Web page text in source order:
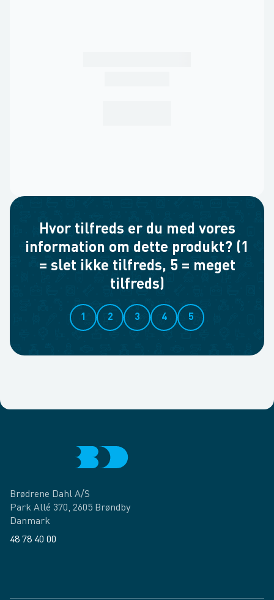
Hvor tilfreds er du med vores
information om dette produkt? (1
= slet ikke tilfreds, 5 = meget
tilfreds)
1 2 3 4 5
Brødrene Dahl A/S
Park Allé 370, 2605 Brøndby
Danmark
48 78 40 00